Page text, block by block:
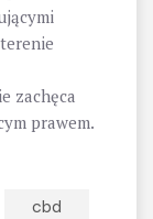
zachęca
prawem.
cbd